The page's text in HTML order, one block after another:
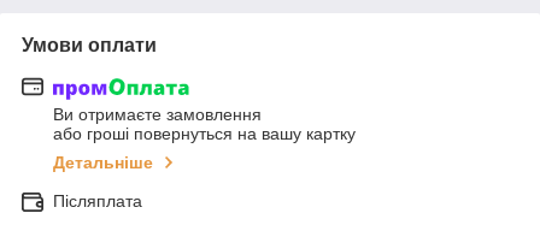
Умови оплати
Ви отримаєте замовлення
або гроші повернуться на вашу картку
Детальніше
Післяплата